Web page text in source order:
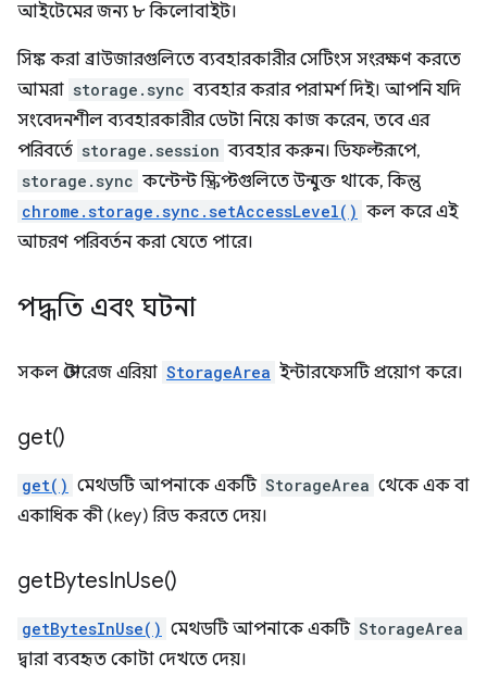
আইটেমের জন্য ৮ কিলোবাইট।
সিঙ্ক করা ব্রাউজারগুলিতে ব্যবহারকারীর সেটিংস সংরক্ষণ করতে
আমরা storage.sync ব্যবহার করার পরামর্শ দিই। আপনি যদি
সংবেদনশীল ব্যবহারকারীর ডেটা নিয়ে কাজ করেন, তবে এর
পরিবর্তে storage.session ব্যবহার করুন। ডিফল্টরূপে,
storage.sync কন্টেন্ট স্ক্রিপ্টগুলিতে উন্মুক্ত থাকে, কিন্তু
chrome.storage.sync.setAccessLevel() কল করে এই
আচরণ পরিবর্তন করা যেতে পারে।
পদ্ধতি এবং ঘটনা
সকল স্টোরেজ এরিয়া StorageArea ইন্টারফেসটি প্রয়োগ করে।
get()
get() মেথডটি আপনাকে একটি StorageArea থেকে এক বা
একাধিক কী (key) রিড করতে দেয়।
getBytesInUse()
getBytesInUse() মেথডটি আপনাকে একটি StorageArea
দ্বারা ব্যবহৃত কোটা দেখতে দেয়।